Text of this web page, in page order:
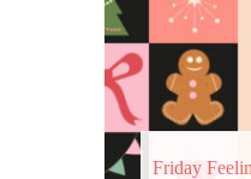
Friday